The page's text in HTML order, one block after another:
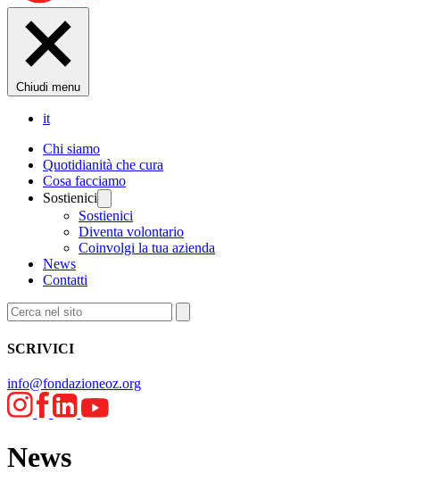
Chiudi menu
it
Chi siamo
Quotidianità che cura
Cosa facciamo
Sostienici
Sostienici
Diventa volontario
Coinvolgi la tua azienda
News
Contatti
SCRIVICI
info@fondazioneoz.org
News